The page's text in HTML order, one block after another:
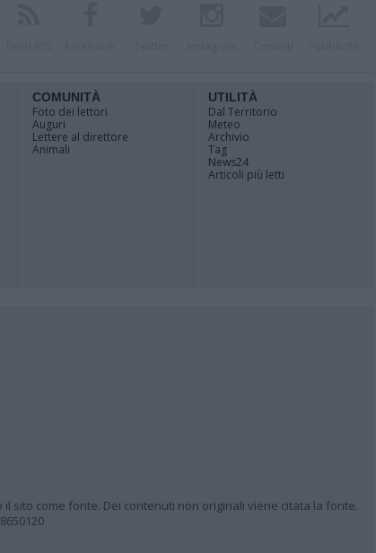
COMUNITÀ
Foto dei lettori
Auguri
Lettere al direttore
Animali
UTILITÀ
Dal Territorio
Meteo
Archivio
Tag
News24
Articoli più letti
sito come fonte. Dei contenuti non originali viene citata la fonte.